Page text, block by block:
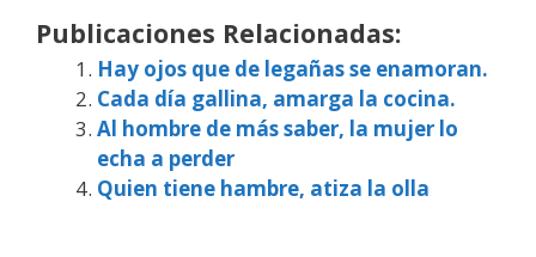
Publicaciones Relacionadas:
Hay ojos que de legañas se enamoran.
Cada día gallina, amarga la cocina.
Al hombre de más saber, la mujer lo
echa a perder
Quien tiene hambre, atiza la olla